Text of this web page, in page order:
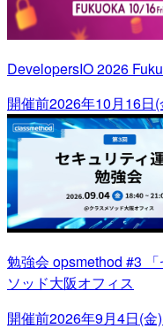
DevelopersIO 2026
開催前2026年10月16日(
勉強会 opsmethod #3
ソッド大阪オフィス
開催前2026年9月4日(金